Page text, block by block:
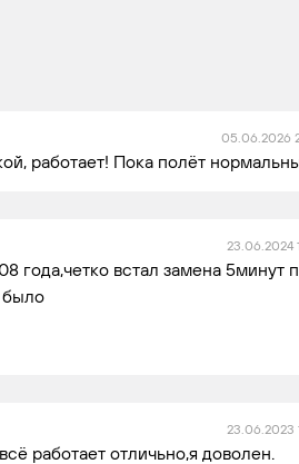
113.990
805.06.2026
работает! Пока полёт
23.06.2024
года,четко встал замена 5минут
было
23.06.2023
работает отличьно,я доволен.